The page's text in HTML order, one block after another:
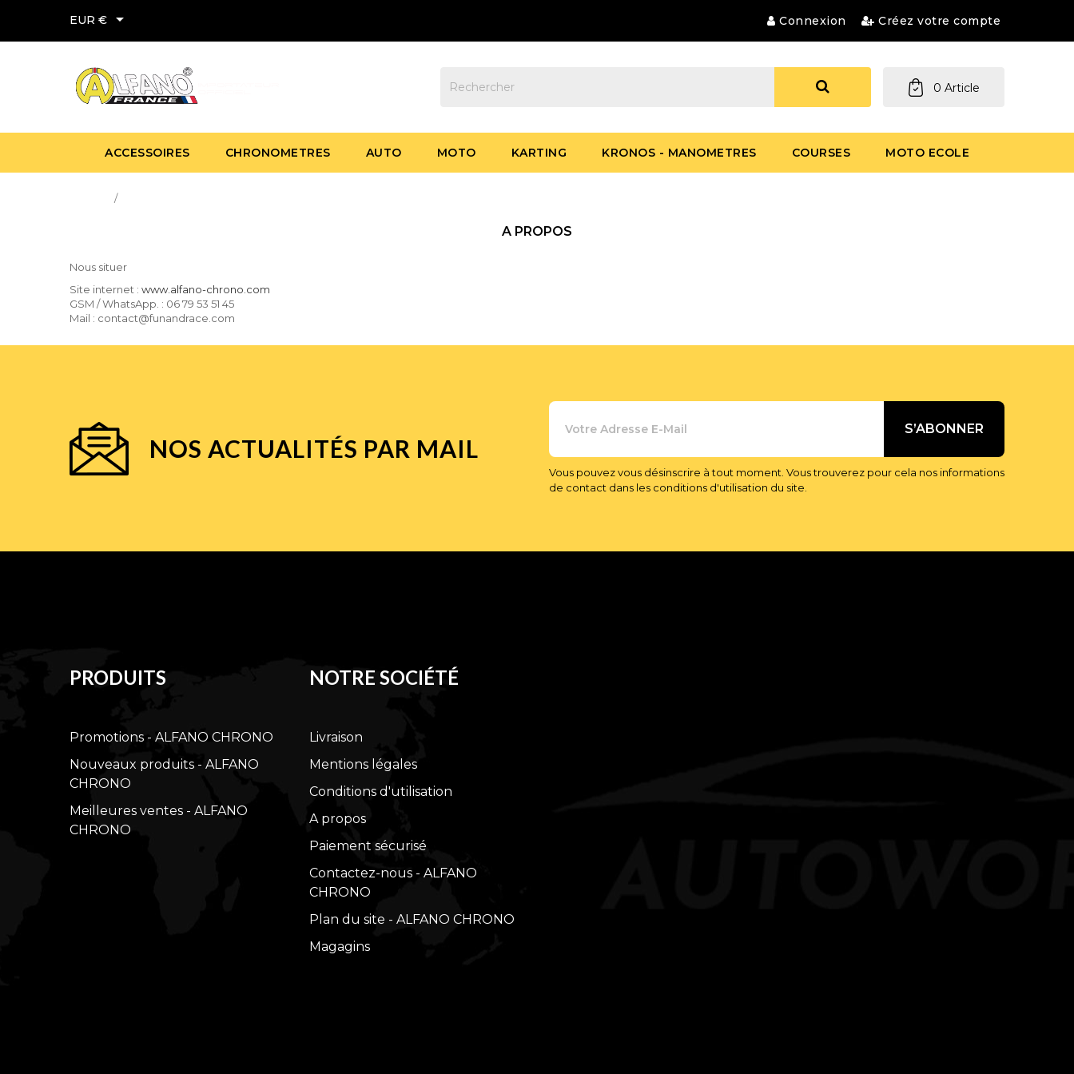
EUR €  Connexion Créez votre compte
0 Article
ACCESSOIRES CHRONOMETRES AUTO MOTO KARTING KRONOS - MANOMETRES COURSES MOTO ECOLE
A PROPOS
Nous situer
Site internet : www.alfano-chrono.com
GSM / WhatsApp. : 06 79 53 51 45
Mail : contact@funandrace.com
NOS ACTUALITÉS PAR MAIL
Vous pouvez vous désinscrire à tout moment. Vous trouverez pour cela nos informations
de contact dans les conditions d'utilisation du site.
PRODUITS
Promotions - ALFANO CHRONO
Nouveaux produits - ALFANO
CHRONO
Meilleures ventes - ALFANO
CHRONO
NOTRE SOCIÉTÉ
Livraison
Mentions légales
Conditions d'utilisation
A propos
Paiement sécurisé
Contactez-nous - ALFANO
CHRONO
Plan du site - ALFANO CHRONO
Magagins